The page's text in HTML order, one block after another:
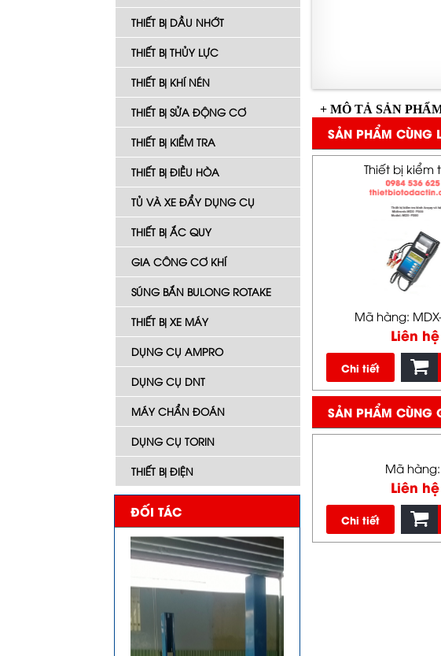
THIẾT BỊ DẦU NHỚT
THIẾT BỊ THỦY LỰC
THIẾT BỊ KHÍ NÉN
THIẾT BỊ SỬA ĐỘNG CƠ
THIẾT BỊ KIỂM TRA
THIẾT BỊ ĐIỀU HÒA
TỦ VÀ XE ĐẨY DỤNG CỤ
THIẾT BỊ ẮC QUY
GIA CÔNG CƠ KHÍ
SÚNG BẮN BULONG ROTAKE
THIẾT BỊ XE MÁY
DỤNG CỤ AMPRO
DỤNG CỤ DNT
MÁY CHẨN ĐOÁN
DỤNG CỤ TORIN
THIẾT BỊ ĐIỆN
ĐỐI TÁC
+ MÔ TẢ SẢN
SẢN PHẨM CÙNG
Thiết bị kiểm
Mã hàng:
Liên hệ
Chi tiết
SẢN PHẨM CÙNG
Mã hàng:
Liên hệ
Chi tiết